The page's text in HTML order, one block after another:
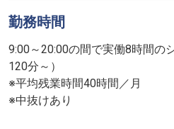
勤務時間
9:00～20:00の間で実働8時間の
120分～）
※平均残業時間40時間／月
※中抜けあり